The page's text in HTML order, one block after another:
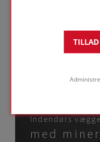
GÅ
Indendørs
med